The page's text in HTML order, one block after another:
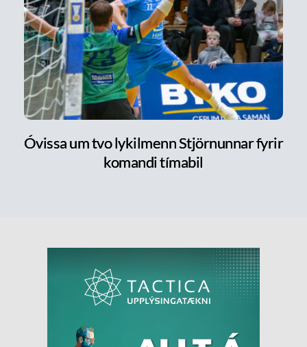
Óvissa um tvo lykilmenn Stjörnunnar fyrir
komandi tímabil